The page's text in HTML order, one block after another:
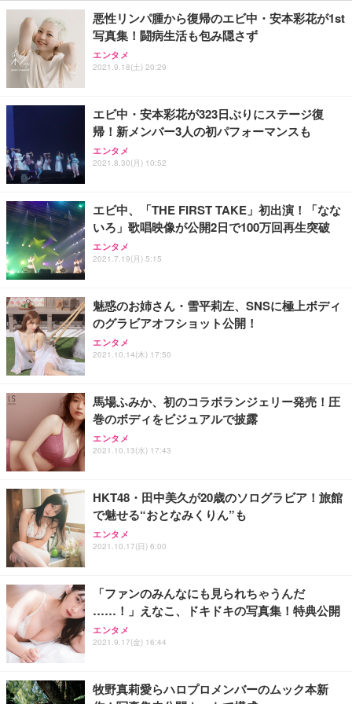
ン樹脂ベース 通気性メッシュ 在宅ワーク H-WY01
(黒網+黒枠+黒足)
￥5,699
SIHOO B100 オフィスチェア／デスクチェア メッシ
Sezlife オフィスチェア デスクチェア 疲れない テレ
ワーク チェア 強化バックレスト 30度ロッキング機
ョン PCチェア 通気性メッシュ ゲーミング/勉強/事
務用 おしゃれ パソコンチェア (ブラック)
￥7,680
Sezlife オフィスチェア デスクチェア 疲れない テレ
ワーク チェア 強化バックレスト 30度ロッキング機
ョン PCチェア 通気性メッシュ ゲーミング/勉強/事
務用 おしゃれ パソコンチェア (ホワイト)
ANDWINT オフィスチェア デスクチェア 肘なし メ
ッシュ 通気性 ランバーサポート付き 腰サポート ガ
ス圧無段階昇降 360度回転 キャスター付き コンパク
￥105,595
EIZO ビジネス向けプレミアムモニター | FlexScan
EV2740X-WT | 27.0型4K UHD・USB Type-C・ホワ
￥109,572
【純正品】27"ゲーミングモニター DualSense 充電
フック付き（CFI-ZDM1J）
【整備済み品】Dell E2724HS 27インチ 液晶モニタ
ー フルHD（1920×1080）VA 非光沢 HDMI/DisplayP
【MiniLED/24.5inch/280Hz/FHD】GRAPHT THE S
HOOTER Gaming Monitor 24” Essential ゲーミン
グモニター QD 24.5インチ 1ms FHD 量子ドット 残
￥3,373
Amazonベーシック ペットシーツ 厚型 ワイド 42枚
ネオ・ルーライフ ネオ・オムツ L 中型犬用 26枚入
Smart Basic(スマートベーシック) 【Amazon.co.jp
限定】 Smart Basic アイリスオーヤマ ペットシーツ
アイリスオーヤマ ペットシーツ 超厚型 お徳用 レギ
ュラー 200枚入【Amazon.co.jp限定】
悪性リンパ腫から復帰のエビ中・安本彩花が1st
写真集！闘病生活も包み隠さず
エンタメ
2021.9.18(土) 20:29
エビ中・安本彩花が323日ぶりにステージ復
帰！新メンバー3人の初パフォーマンスも
エンタメ
2021.8.30(月) 10:52
エビ中、「THE FIRST TAKE」初出演！「なな
いろ」歌唱映像が公開2日で100万回再生突破
エンタメ
2021.7.19(月) 5:15
魅惑のお姉さん・雪平莉左、SNSに極上ボディ
のグラビアオフショット公開！
エンタメ
2021.10.14(木) 17:50
馬場ふみか、初のコラボランジェリー発売！圧
巻のボディをビジュアルで披露
エンタメ
2021.10.13(水) 17:43
HKT48・田中美久が20歳のソログラビア！旅館
で魅せる“おとなみくりん”も
エンタメ
2021.10.17(日) 6:00
「ファンのみんなにも見られちゃうんだ
……！」えなこ、ドキドキの写真集！特典公開
エンタメ
2021.9.17(金) 16:44
牧野真莉愛らハロプロメンバーのムック本新